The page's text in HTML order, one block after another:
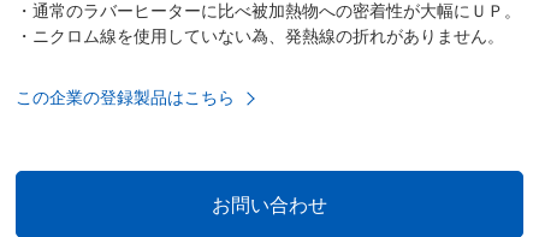
・通常のラバーヒーターに比べ被加熱物への密着性が大幅にＵＰ。
・ニクロム線を使用していない為、発熱線の折れがありません。
この企業の登録製品はこちら